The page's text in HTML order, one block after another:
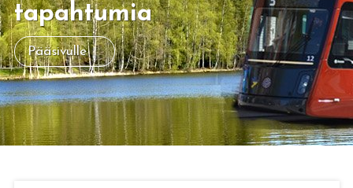
tapahtumia
Pääsivulle